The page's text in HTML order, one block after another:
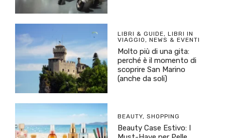
LIBRI & GUIDE, LIBRI IN
VIAGGIO, NEWS & EVENTI
Molto più di una gita:
perché è il momento di
scoprire San Marino
(anche da soli)
BEAUTY, SHOPPING
Beauty Case Estivo: I